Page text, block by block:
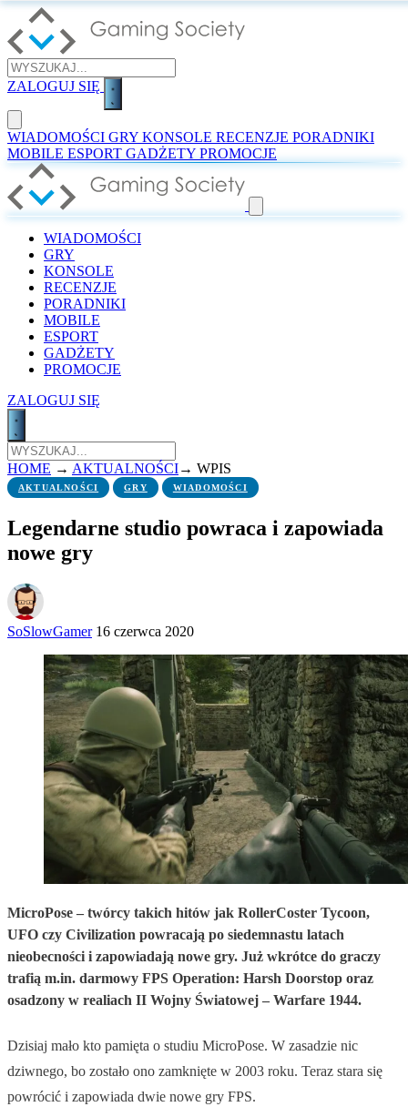
ZALOGUJ SIĘ
WIADOMOŚCI GRY KONSOLE RECENZJE PORADNIKI
MOBILE ESPORT GADŻETY PROMOCJE
WIADOMOŚCI
GRY
KONSOLE
RECENZJE
PORADNIKI
MOBILE
ESPORT
GADŻETY
PROMOCJE
ZALOGUJ SIĘ
HOME → AKTUALNOŚCI→ WPIS
AKTUALNOŚCI GRY WIADOMOŚCI
Legendarne studio powraca i zapowiada
nowe gry
SoSlowGamer 16 czerwca 2020
MicroPose – twórcy takich hitów jak RollerCoster Tycoon,
UFO czy Civilization powracają po siedemnastu latach
nieobecności i zapowiadają nowe gry. Już wkrótce do graczy
trafią m.in. darmowy FPS Operation: Harsh Doorstop oraz
osadzony w realiach II Wojny Światowej – Warfare 1944.
Dzisiaj mało kto pamięta o studiu MicroPose. W zasadzie nic
dziwnego, bo zostało ono zamknięte w 2003 roku. Teraz stara się
powrócić i zapowiada dwie nowe gry FPS.